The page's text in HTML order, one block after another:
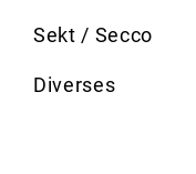
Sekt / Secco
Diverses